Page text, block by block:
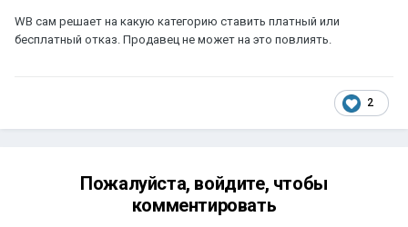
WB сам решает на какую категорию ставить платный или
бесплатный отказ. Продавец не может на это повлиять.
2
Пожалуйста, войдите, чтобы
комментировать